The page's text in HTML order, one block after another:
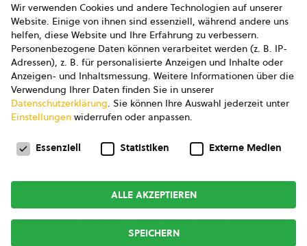
AGB
AGB Marketing GmbH
AGB Bildung
Newsletter
Copyright © 2026bio austria
Wir verwenden Cookies und andere Technologien auf unserer
Website. Einige von ihnen sind essenziell, während andere uns
helfen, diese Website und Ihre Erfahrung zu verbessern.
Personenbezogene Daten können verarbeitet werden (z. B. IP-
Adressen), z. B. für personalisierte Anzeigen und Inhalte oder
Anzeigen- und Inhaltsmessung. Weitere Informationen über die
Verwendung Ihrer Daten finden Sie in unserer
Datenschutzerklärung. Sie können Ihre Auswahl jederzeit unter
Einstellungen widerrufen oder anpassen.
Datenschutzeinstellungen
Essenziell Statistiken Externe Medien
ALLE AKZEPTIEREN
SPEICHERN